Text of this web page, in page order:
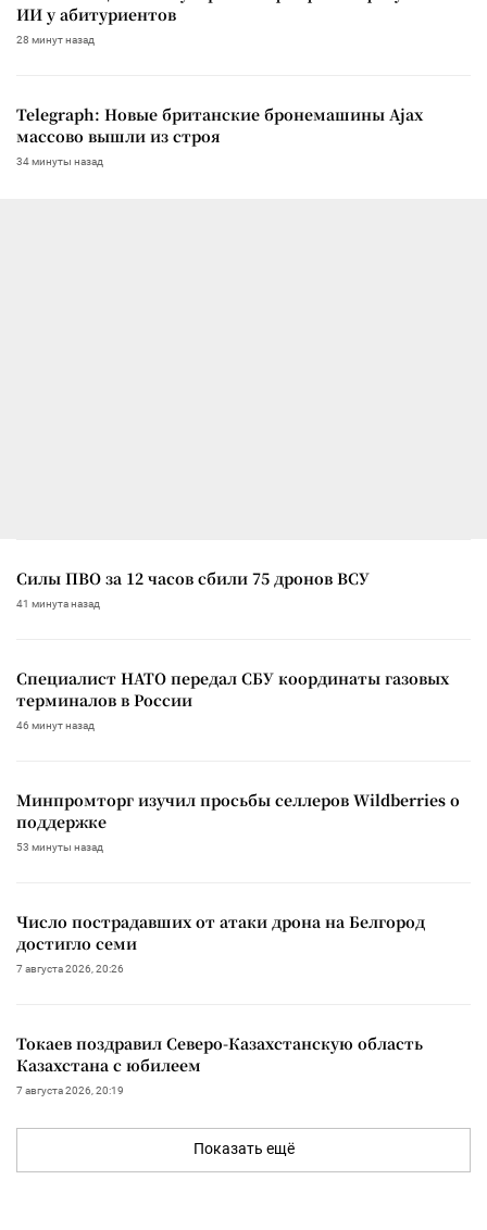
ИИ у абитуриентов
28 минут назад
Telegraph: Новые британские бронемашины Ajax
массово вышли из строя
34 минуты назад
Силы ПВО за 12 часов сбили 75 дронов ВСУ
41 минута назад
Специалист НАТО передал СБУ координаты газовых
терминалов в России
46 минут назад
Минпромторг изучил просьбы селлеров Wildberries о
поддержке
53 минуты назад
Число пострадавших от атаки дрона на Белгород
достигло семи
7 августа 2026, 20:26
Токаев поздравил Северо-Казахстанскую область
Казахстана с юбилеем
7 августа 2026, 20:19
Показать ещё